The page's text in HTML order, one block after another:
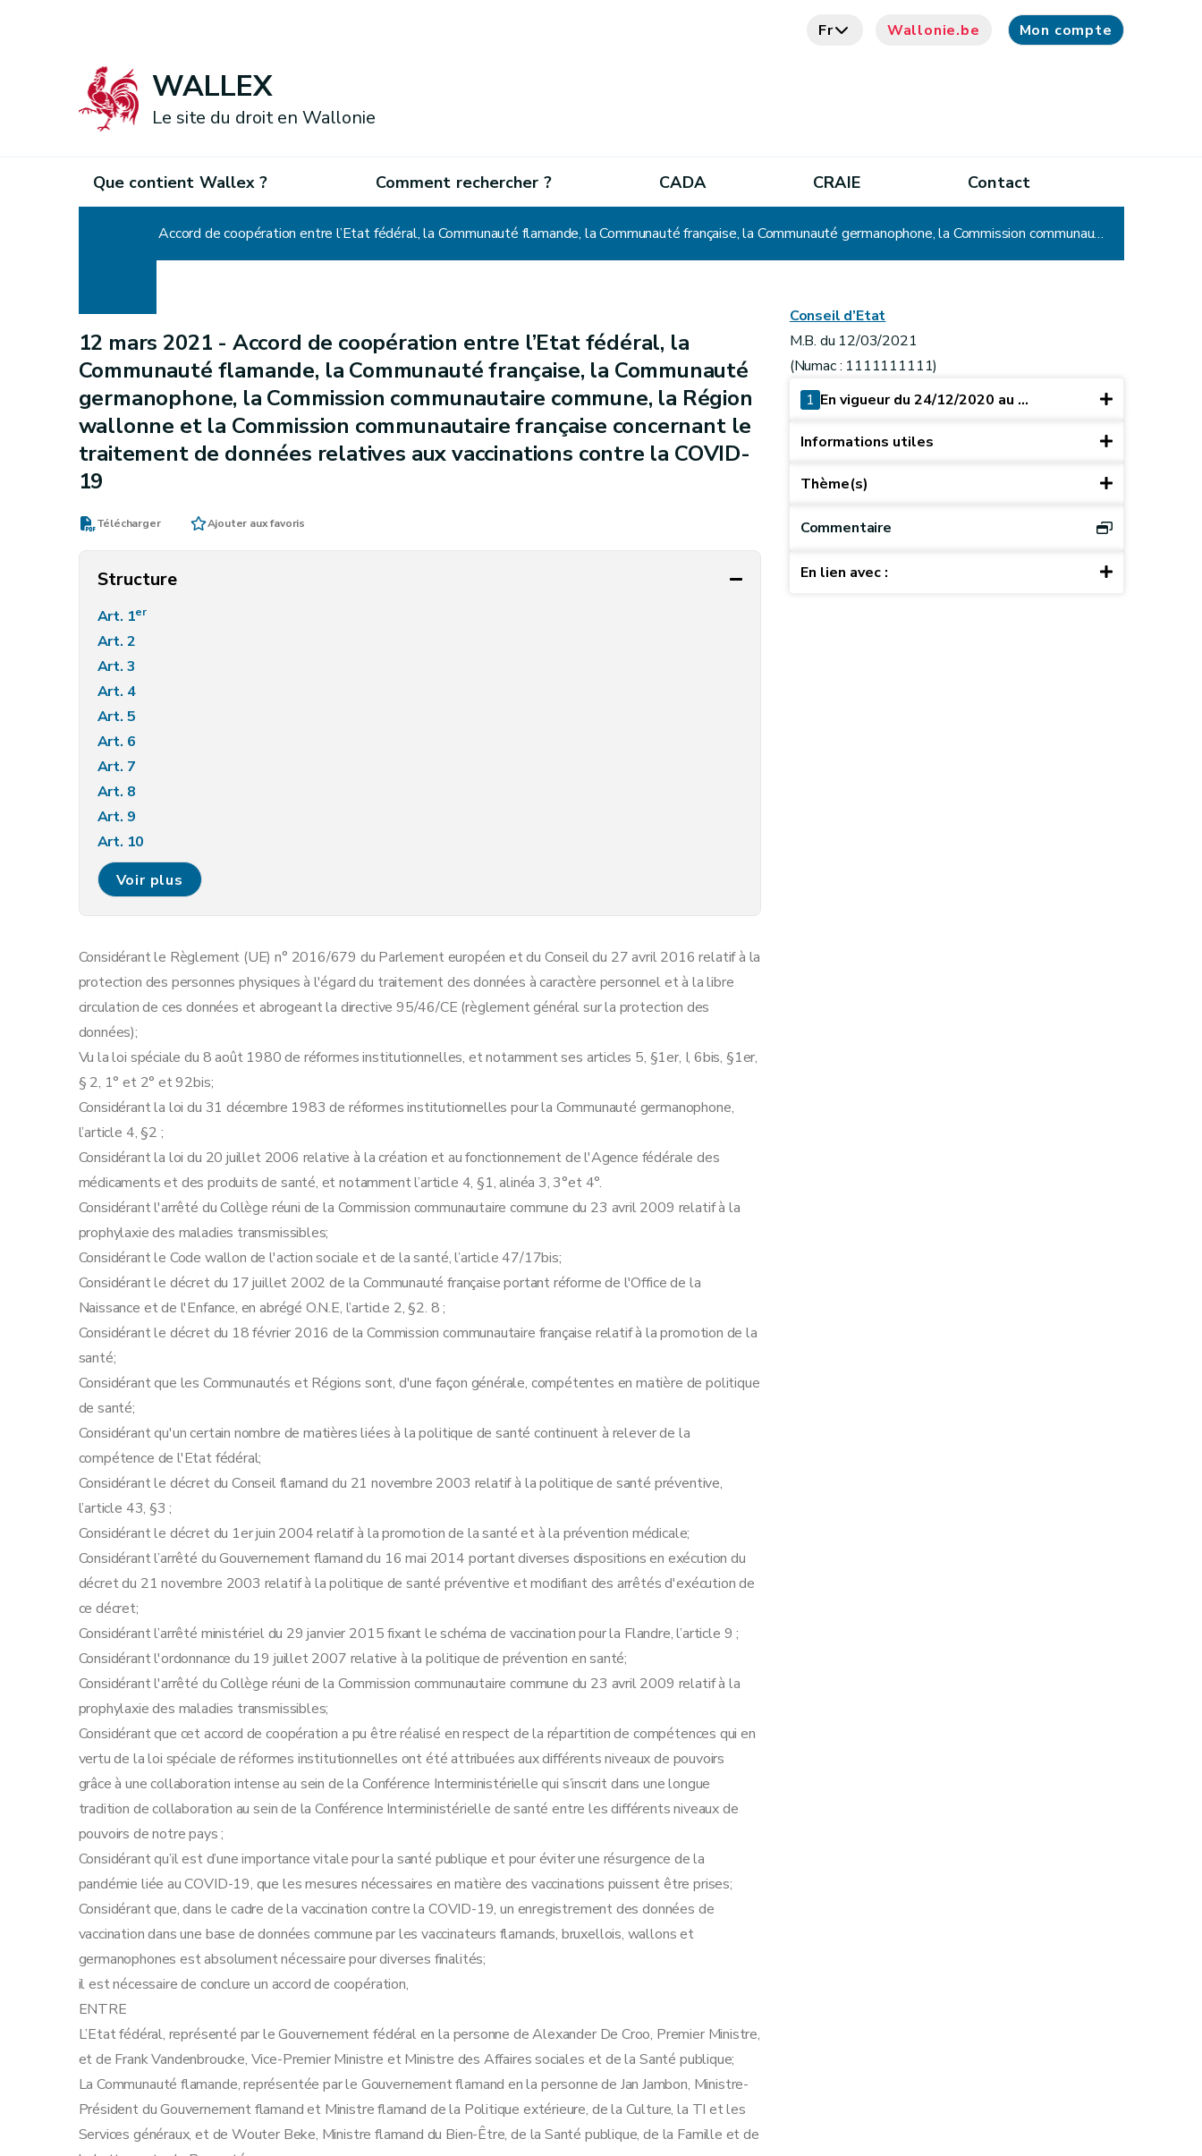
Fr Wallonie.be Mon compte
WALLEX
Le site du droit en Wallonie
Que contient Wallex ? Comment rechercher ? CADA CRAIE Contact
Accord de coopération entre l’Etat fédéral, la Communauté flamande, la Communauté française, la Communauté germanophone, la Commission communautaire commune, la Région wallonne et la Commission communautaire française concernant le traitement de données relatives aux vaccinations contre la COVID-19
12 mars 2021 - Accord de coopération entre l’Etat fédéral, la
Communauté flamande, la Communauté française, la Communauté
germanophone, la Commission communautaire commune, la Région
wallonne et la Commission communautaire française concernant le
traitement de données relatives aux vaccinations contre la COVID-
19
Télécharger Ajouter aux favoris
Structure
Art. 1er
Art. 2
Art. 3
Art. 4
Art. 5
Art. 6
Art. 7
Art. 8
Art. 9
Art. 10
Art. 11
Art. 12
Voir plus
Considérant le Règlement (UE) n° 2016/679 du Parlement européen et du Conseil du 27 avril 2016 relatif à la
protection des personnes physiques à l'égard du traitement des données à caractère personnel et à la libre
circulation de ces données et abrogeant la directive 95/46/CE (règlement général sur la protection des
données);
Vu la loi spéciale du 8 août 1980 de réformes institutionnelles, et notamment ses articles 5, §1er, I, 6bis, §1er,
§ 2, 1° et 2° et 92bis;
Considérant la loi du 31 décembre 1983 de réformes institutionnelles pour la Communauté germanophone,
l’article 4, §2 ;
Considérant la loi du 20 juillet 2006 relative à la création et au fonctionnement de l'Agence fédérale des
médicaments et des produits de santé, et notamment l’article 4, §1, alinéa 3, 3°et 4°.
Considérant l'arrêté du Collège réuni de la Commission communautaire commune du 23 avril 2009 relatif à la
prophylaxie des maladies transmissibles;
Considérant le Code wallon de l'action sociale et de la santé, l’article 47/17bis;
Considérant le décret du 17 juillet 2002 de la Communauté française portant réforme de l'Office de la
Naissance et de l'Enfance, en abrégé O.N.E, l’article 2, §2. 8 ;
Considérant le décret du 18 février 2016 de la Commission communautaire française relatif à la promotion de la
santé;
Considérant que les Communautés et Régions sont, d'une façon générale, compétentes en matière de politique
de santé;
Considérant qu'un certain nombre de matières liées à la politique de santé continuent à relever de la
compétence de l'Etat fédéral;
Considérant le décret du Conseil flamand du 21 novembre 2003 relatif à la politique de santé préventive,
l’article 43, §3 ;
Considérant le décret du 1er juin 2004 relatif à la promotion de la santé et à la prévention médicale;
Considérant l’arrêté du Gouvernement flamand du 16 mai 2014 portant diverses dispositions en exécution du
décret du 21 novembre 2003 relatif à la politique de santé préventive et modifiant des arrêtés d'exécution de
ce décret;
Considérant l’arrêté ministériel du 29 janvier 2015 fixant le schéma de vaccination pour la Flandre, l’article 9 ;
Considérant l'ordonnance du 19 juillet 2007 relative à la politique de prévention en santé;
Considérant l'arrêté du Collège réuni de la Commission communautaire commune du 23 avril 2009 relatif à la
prophylaxie des maladies transmissibles;
Considérant que cet accord de coopération a pu être réalisé en respect de la répartition de compétences qui en
vertu de la loi spéciale de réformes institutionnelles ont été attribuées aux différents niveaux de pouvoirs
grâce à une collaboration intense au sein de la Conférence Interministérielle qui s’inscrit dans une longue
tradition de collaboration au sein de la Conférence Interministérielle de santé entre les différents niveaux de
pouvoirs de notre pays ;
Considérant qu’il est d’une importance vitale pour la santé publique et pour éviter une résurgence de la
pandémie liée au COVID-19, que les mesures nécessaires en matière des vaccinations puissent être prises;
Considérant que, dans le cadre de la vaccination contre la COVID-19, un enregistrement des données de
vaccination dans une base de données commune par les vaccinateurs flamands, bruxellois, wallons et
germanophones est absolument nécessaire pour diverses finalités;
il est nécessaire de conclure un accord de coopération,
ENTRE
L’Etat fédéral, représenté par le Gouvernement fédéral en la personne de Alexander De Croo, Premier Ministre,
et de Frank Vandenbroucke, Vice-Premier Ministre et Ministre des Affaires sociales et de la Santé publique;
La Communauté flamande, représentée par le Gouvernement flamand en la personne de Jan Jambon, Ministre-
Président du Gouvernement flamand et Ministre flamand de la Politique extérieure, de la Culture, la TI et les
Services généraux, et de Wouter Beke, Ministre flamand du Bien-Être, de la Santé publique, de la Famille et de
Conseil d’Etat
M.B. du 12/03/2021
(Numac : 1111111111)
1 En vigueur du 24/12/2020 au ...
Informations utiles
Thème(s)
Commentaire
En lien avec :